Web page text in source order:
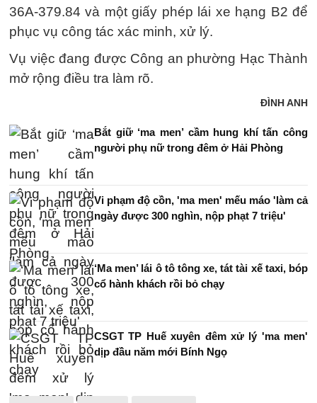
36A-379.84 và một giấy phép lái xe hạng B2 để
phục vụ công tác xác minh, xử lý.
Vụ việc đang được Công an phường Hạc Thành
mở rộng điều tra làm rõ.
ĐÌNH ANH
Bắt giữ ‘ma men’ cầm hung khí tấn công
người phụ nữ trong đêm ở Hải Phòng
Vi phạm độ cồn, 'ma men' mếu máo 'làm cả
ngày được 300 nghìn, nộp phạt 7 triệu'
‘Ma men’ lái ô tô tông xe, tát tài xế taxi, bóp
cổ hành khách rồi bỏ chạy
CSGT TP Huế xuyên đêm xử lý 'ma men'
dịp đầu năm mới Bính Ngọ